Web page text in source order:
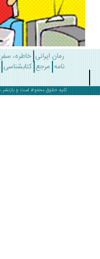
رمان ایرانی خاطره، سفرنامه
مرجع کتابشناسی نقد
کلیه حقوق محفوظ است و بازنشر مطالب